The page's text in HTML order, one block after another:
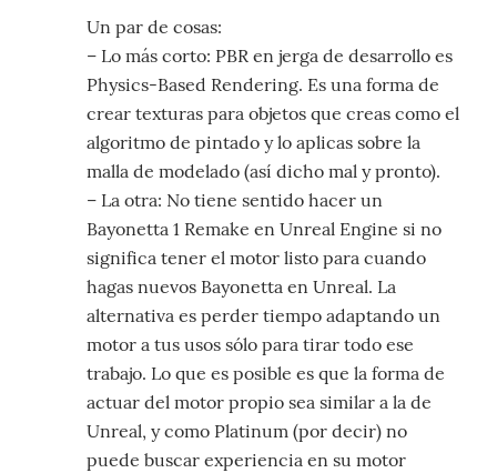
Un par de cosas:
– Lo más corto: PBR en jerga de desarrollo es
Physics-Based Rendering. Es una forma de
crear texturas para objetos que creas como el
algoritmo de pintado y lo aplicas sobre la
malla de modelado (así dicho mal y pronto).
– La otra: No tiene sentido hacer un
Bayonetta 1 Remake en Unreal Engine si no
significa tener el motor listo para cuando
hagas nuevos Bayonetta en Unreal. La
alternativa es perder tiempo adaptando un
motor a tus usos sólo para tirar todo ese
trabajo. Lo que es posible es que la forma de
actuar del motor propio sea similar a la de
Unreal, y como Platinum (por decir) no
puede buscar experiencia en su motor